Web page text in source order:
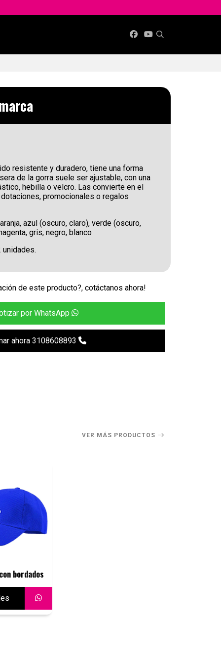
resistente y duradero, tiene una forma
de la gorra suele ser ajustable, con una
hebilla o velcro. Las convierte en el
promocionales o regalos
azul (oscuro, claro), verde (oscuro,
gris, negro, blanco
de este producto?, cotáctanos ahora!
por WhatsApp
ahora 3108608893
VER MÁS PRODUCTOS
bordados